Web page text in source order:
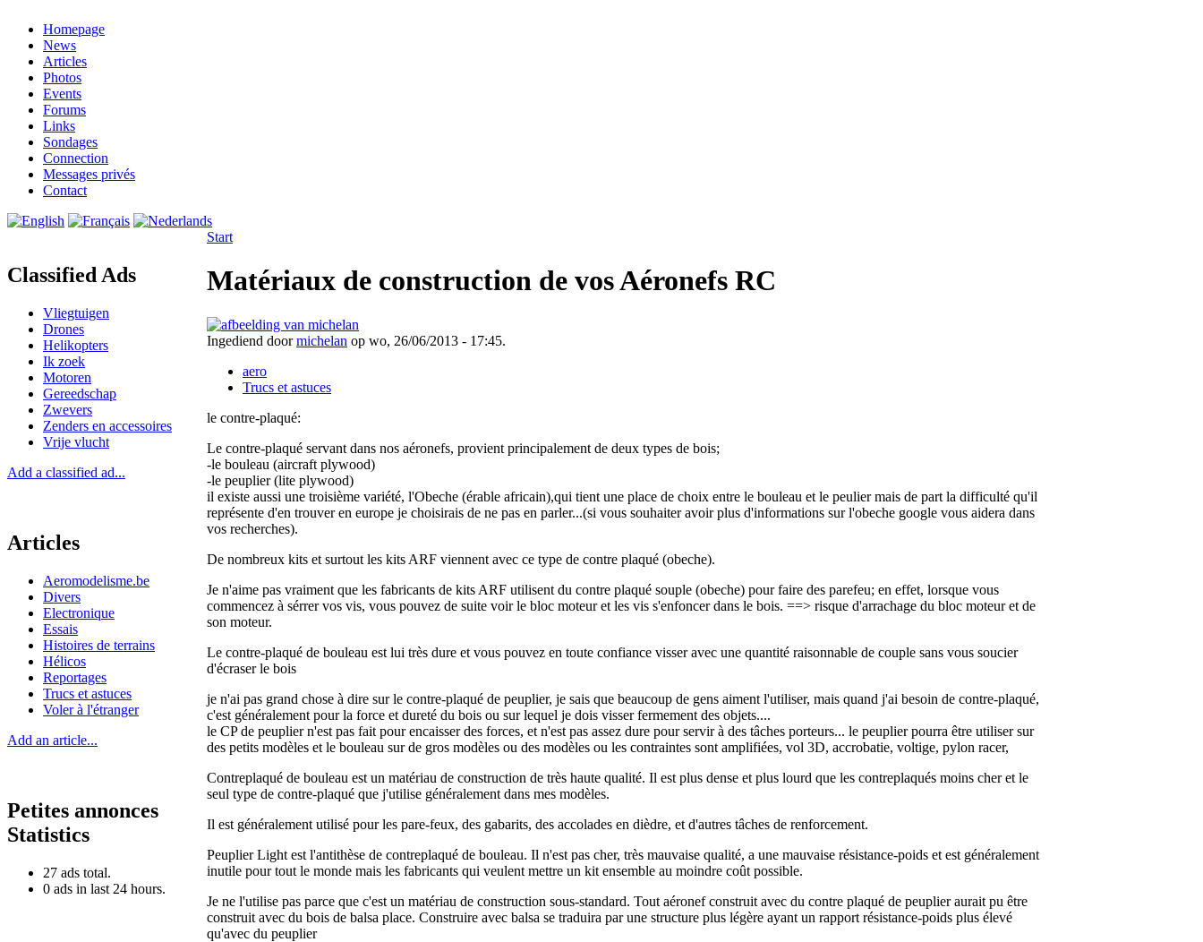
Homepage
News
Articles
Photos
Events
Forums
Links
Sondages
Connection
Messages privés
Contact
Classified Ads
Vliegtuigen
Drones
Helikopters
Ik zoek
Motoren
Gereedschap
Zwevers
Zenders en accessoires
Vrije vlucht
Add a classified ad...
Articles
Aeromodelisme.be
Divers
Electronique
Essais
Histoires de terrains
Hélicos
Reportages
Trucs et astuces
Voler à l'étranger
Add an article...
Petites annonces
Statistics
27 ads total.
0 ads in last 24 hours.
Start
Matériaux de construction de vos Aéronefs RC
Ingediend doormichelan op wo, 26/06/2013 - 17:45.
aero
Trucs et astuces
le contre-plaqué:
Le contre-plaqué servant dans nos aéronefs, provient principalement de deux types de bois;
-le bouleau (aircraft plywood)
-le peuplier (lite plywood)
il existe aussi une troisième variété, l'Obeche (érable africain),qui tient une place de choix entre le bouleau et le peulier mais de part la difficulté qu'il
représente d'en trouver en europe je choisirais de ne pas en parler...(si vous souhaiter avoir plus d'informations sur l'obeche google vous aidera dans
vos recherches).
De nombreux kits et surtout les kits ARF viennent avec ce type de contre plaqué (obeche).
Je n'aime pas vraiment que les fabricants de kits ARF utilisent du contre plaqué souple (obeche) pour faire des parefeu; en effet, lorsque vous
commencez à sérrer vos vis, vous pouvez de suite voir le bloc moteur et les vis s'enfoncer dans le bois. ==> risque d'arrachage du bloc moteur et de
son moteur.
Le contre-plaqué de bouleau est lui très dure et vous pouvez en toute confiance visser avec une quantité raisonnable de couple sans vous soucier
d'écraser le bois
je n'ai pas grand chose à dire sur le contre-plaqué de peuplier, je sais que beaucoup de gens aiment l'utiliser, mais quand j'ai besoin de contre-plaqué,
c'est généralement pour la force et dureté du bois ou sur lequel je dois visser fermement des objets....
le CP de peuplier n'est pas fait pour encaisser des forces, et n'est pas assez dure pour servir à des tâches porteurs... le peuplier pourra être utiliser sur
des petits modèles et le bouleau sur de gros modèles ou des modèles ou les contraintes sont amplifiées, vol 3D, accrobatie, voltige, pylon racer,
Contreplaqué de bouleau est un matériau de construction de très haute qualité. Il est plus dense et plus lourd que les contreplaqués moins cher et le
seul type de contre-plaqué que j'utilise généralement dans mes modèles.
Il est généralement utilisé pour les pare-feux, des gabarits, des accolades en dièdre, et d'autres tâches de renforcement.
Peuplier Light est l'antithèse de contreplaqué de bouleau. Il n'est pas cher, très mauvaise qualité, a une mauvaise résistance-poids et est généralement
inutile pour tout le monde mais les fabricants qui veulent mettre un kit ensemble au moindre coût possible.
Je ne l'utilise pas parce que c'est un matériau de construction sous-standard. Tout aéronef construit avec du contre plaqué de peuplier aurait pu être
construit avec du bois de balsa place. Construire avec balsa se traduira par une structure plus légère ayant un rapport résistance-poids plus élevé
qu'avec du peuplier